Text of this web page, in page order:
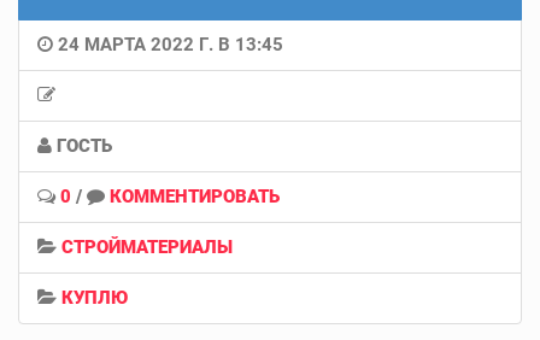
24 МАРТА 2022 Г. В 13:45
ГОСТЬ
0 / КОММЕНТИРОВАТЬ
СТРОЙМАТЕРИАЛЫ
КУПЛЮ